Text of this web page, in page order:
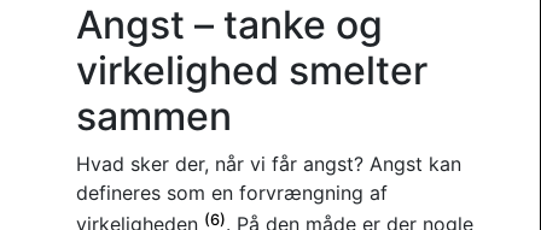
Angst – tanke og
virkelighed smelter
sammen
Hvad sker der, når vi får angst? Angst kan
defineres som en forvrængning af
virkeligheden (6). På den måde er der nogle